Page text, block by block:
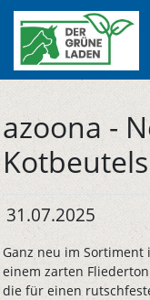
azoona -
31.07.2025
Ganz neu im Sortiment
einem zarten
die für einen